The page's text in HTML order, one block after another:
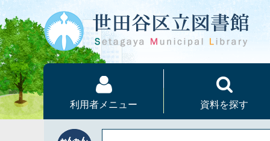
利用者メニュー 資料を探す